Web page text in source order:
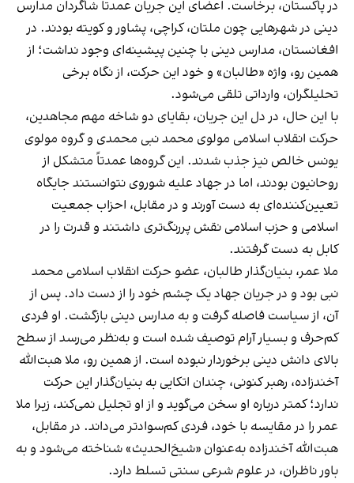
در پاکستان، برخاست. اعضای این جریان عمدتاً شاگردان مدارس
دینی در شهرهایی چون ملتان، کراچی، پشاور و کویته بودند. در
افغانستان، مدارس دینی با چنین پیشینه‌ای وجود نداشت؛ از
همین رو، واژه «طالبان» و خود این حرکت، از نگاه برخی
تحلیلگران، وارداتی تلقی می‌شود.
با این حال، در دل این جریان، بقایای دو شاخه مهم مجاهدین،
حرکت انقلاب اسلامی مولوی محمد نبی محمدی و گروه مولوی
یونس خالص نیز جذب شدند. این گروه‌ها عمدتاً متشکل از
روحانیون بودند، اما در جهاد علیه شوروی نتوانستند جایگاه
تعیین‌کننده‌ای به دست آورند و در مقابل، احزاب جمعیت
اسلامی و حزب اسلامی نقش پررنگ‌تری داشتند و قدرت را در
کابل به دست گرفتند.
ملا عمر، بنیان‌گذار طالبان، عضو حرکت انقلاب اسلامی محمد
نبی بود و در جریان جهاد یک چشم خود را از دست داد. پس از
آن، از سیاست فاصله گرفت و به مدارس دینی بازگشت. او فردی
کم‌حرف و بسیار آرام توصیف شده است و به‌نظر می‌رسد از سطح
بالای دانش دینی برخوردار نبوده است. از همین رو، ملا هبت‌الله
آخندزاده، رهبر کنونی، چندان اتکایی به بنیان‌گذار این حرکت
ندارد؛ کمتر درباره او سخن می‌گوید و از او تجلیل نمی‌کند، زیرا ملا
عمر را در مقایسه با خود، فردی کم‌سوادتر می‌داند. در مقابل،
هبت‌الله آخندزاده به‌عنوان «شیخ‌الحدیث» شناخته می‌شود و به
باور ناظران، در علوم شرعی سنتی تسلط دارد.